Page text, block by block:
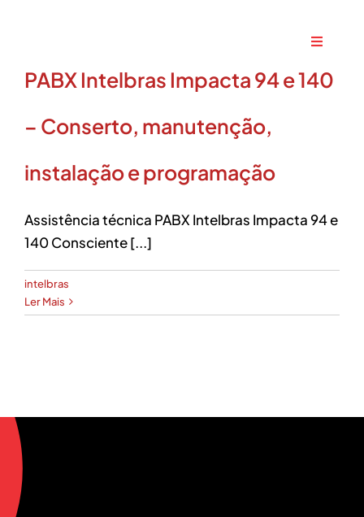
conteúdo
Toggle
Home
A Maxtec
PABX Intelbras Impacta 94 e 140
– Conserto, manutenção,
instalação e programação
Assistência técnica PABX Intelbras Impacta 94 e
140 Consciente [...]
intelbras
Ler Mais